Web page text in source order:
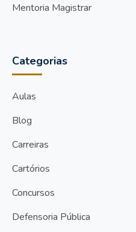
Mentoria Magistrar
Categorias
Aulas
Blog
Carreiras
Cartórios
Concursos
Defensoria Pública